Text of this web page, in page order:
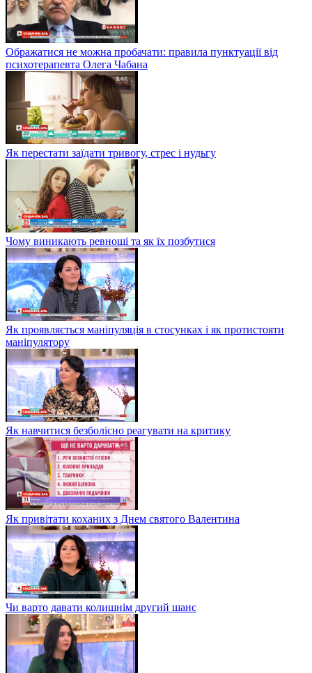
Ображатися не можна пробачати: правила пунктуації від
психотерапевта Олега Чабана
Як перестати заїдати тривогу, стрес і нудьгу
Чому виникають ревнощі та як їх позбутися
Як проявляється маніпуляція в стосунках і як протистояти
маніпулятору
Як навчитися безболісно реагувати на критику
Як привітати коханих з Днем святого Валентина
Чи варто давати колишнім другий шанс